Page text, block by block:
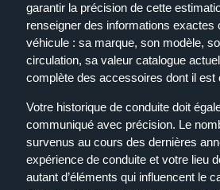
garantir la précision de cette
renseigner des informations exactes
véhicule : sa marque, son modèle,
circulation, sa valeur catalogue
complète des accessoires dont il est
Votre historique de conduite doit
communiqué avec précision. Le
survenus au cours des dernières
expérience de conduite et votre lieu
autant d’éléments qui influencent le